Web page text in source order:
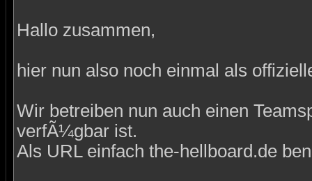
Hallo zusammen,
hier nun also noch einmal als
Wir betreiben nun auch einen
verfÃ¼gbar ist.
Als URL einfach the-hellboard.de